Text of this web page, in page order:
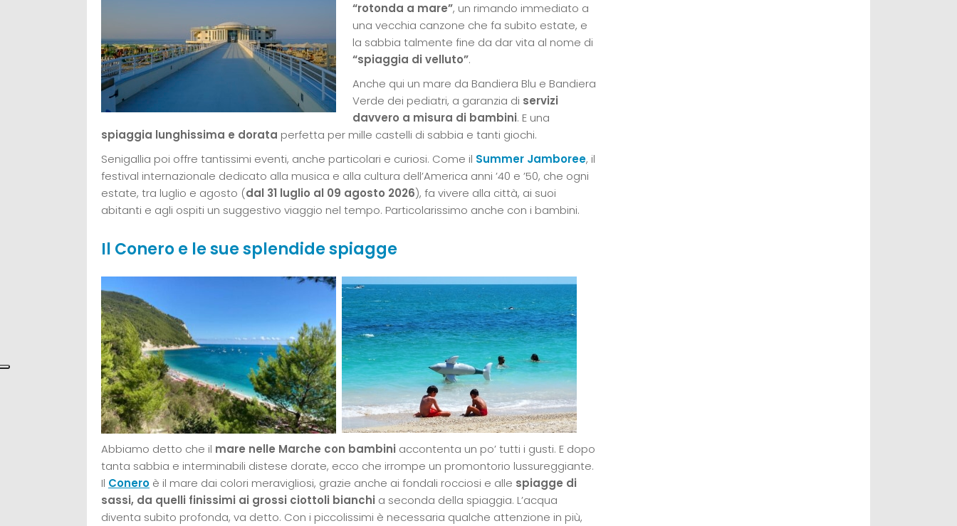
“rotonda a mare”, un rimando immediato a
una vecchia canzone che fa subito estate, e
la sabbia talmente fine da dar vita al nome di
“spiaggia di velluto”.
Anche qui un mare da Bandiera Blu e Bandiera
Verde dei pediatri, a garanzia di servizi
davvero a misura di bambini. E una
spiaggia lunghissima e dorata perfetta per mille castelli di sabbia e tanti giochi.
Senigallia poi offre tantissimi eventi, anche particolari e curiosi. Come il Summer Jamboree, il
festival internazionale dedicato alla musica e alla cultura dell’America anni ’40 e ’50, che ogni
estate, tra luglio e agosto (dal 31 luglio al 09 agosto 2026), fa vivere alla città, ai suoi
abitanti e agli ospiti un suggestivo viaggio nel tempo. Particolarissimo anche con i bambini.
Il Conero e le sue splendide spiagge
Abbiamo detto che il mare nelle Marche con bambini accontenta un po’ tutti i gusti. E dopo
tanta sabbia e interminabili distese dorate, ecco che irrompe un promontorio lussureggiante.
Il Conero è il mare dai colori meravigliosi, grazie anche ai fondali rocciosi e alle spiagge di
sassi, da quelli finissimi ai grossi ciottoli bianchi a seconda della spiaggia. L’acqua
diventa subito profonda, va detto. Con i piccolissimi è necessaria qualche attenzione in più,